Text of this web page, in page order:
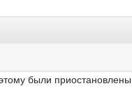
были